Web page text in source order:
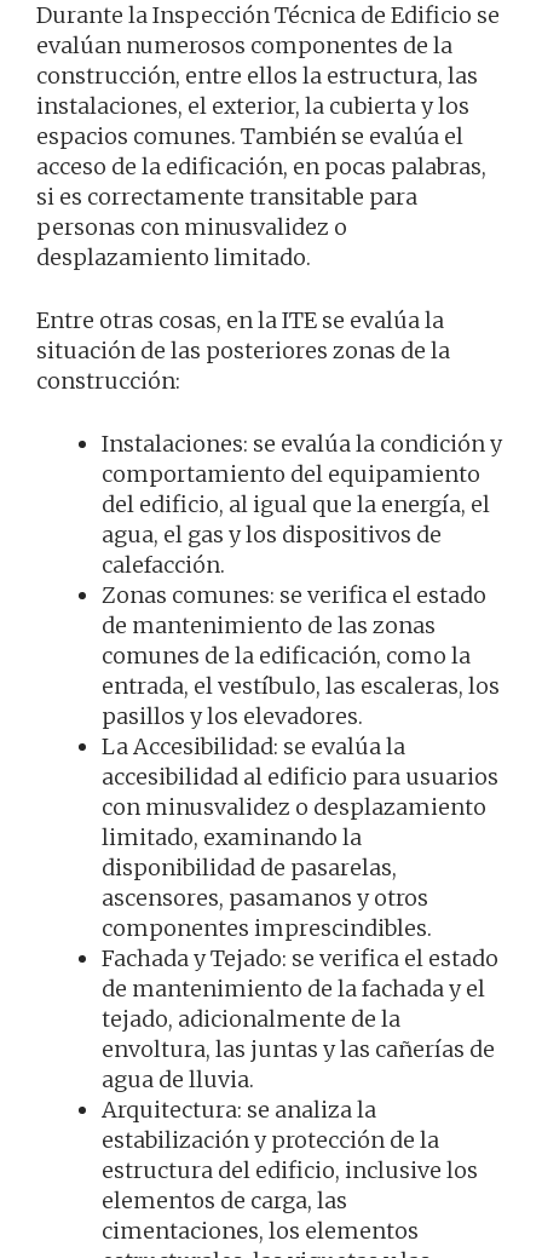
Durante la Inspección Técnica de Edificio se
evalúan numerosos componentes de la
construcción, entre ellos la estructura, las
instalaciones, el exterior, la cubierta y los
espacios comunes. También se evalúa el
acceso de la edificación, en pocas palabras,
si es correctamente transitable para
personas con minusvalidez o
desplazamiento limitado.
Entre otras cosas, en la ITE se evalúa la
situación de las posteriores zonas de la
construcción:
Instalaciones: se evalúa la condición y
comportamiento del equipamiento
del edificio, al igual que la energía, el
agua, el gas y los dispositivos de
calefacción.
Zonas comunes: se verifica el estado
de mantenimiento de las zonas
comunes de la edificación, como la
entrada, el vestíbulo, las escaleras, los
pasillos y los elevadores.
La Accesibilidad: se evalúa la
accesibilidad al edificio para usuarios
con minusvalidez o desplazamiento
limitado, examinando la
disponibilidad de pasarelas,
ascensores, pasamanos y otros
componentes imprescindibles.
Fachada y Tejado: se verifica el estado
de mantenimiento de la fachada y el
tejado, adicionalmente de la
envoltura, las juntas y las cañerías de
agua de lluvia.
Arquitectura: se analiza la
estabilización y protección de la
estructura del edificio, inclusive los
elementos de carga, las
cimentaciones, los elementos